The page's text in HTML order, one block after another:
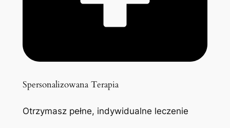
Spersonalizowana Terapia
Otrzymasz pełne, indywidualne leczenie